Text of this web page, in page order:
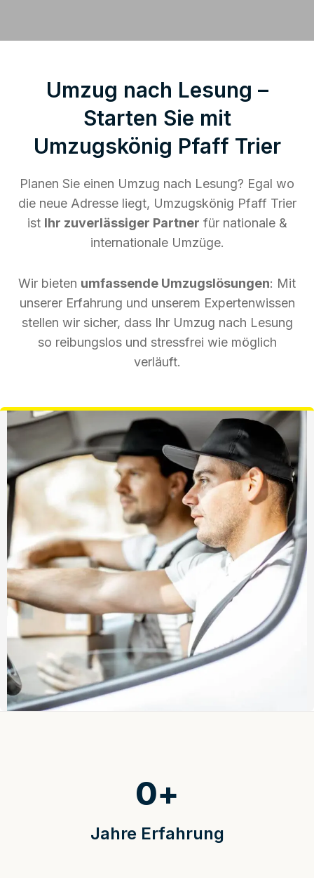
Umzug nach Lesung –
Starten Sie mit
Umzugskönig Pfaff Trier
Planen Sie einen Umzug nach Lesung? Egal wo
die neue Adresse liegt, Umzugskönig Pfaff Trier
ist Ihr zuverlässiger Partner für nationale &
internationale Umzüge.
Wir bieten umfassende Umzugslösungen: Mit
unserer Erfahrung und unserem Expertenwissen
stellen wir sicher, dass Ihr Umzug nach Lesung
so reibungslos und stressfrei wie möglich
verläuft.
Jahre Erfahrung
0+